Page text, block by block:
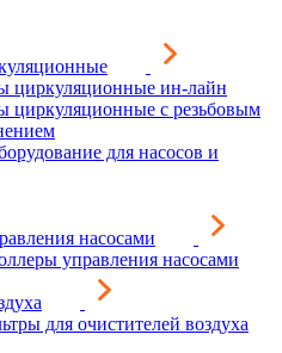
циркуляционные ин-лайн
циркуляционные с резьбовым
для насосов и
насосами
управления насосами
для очистителей воздуха